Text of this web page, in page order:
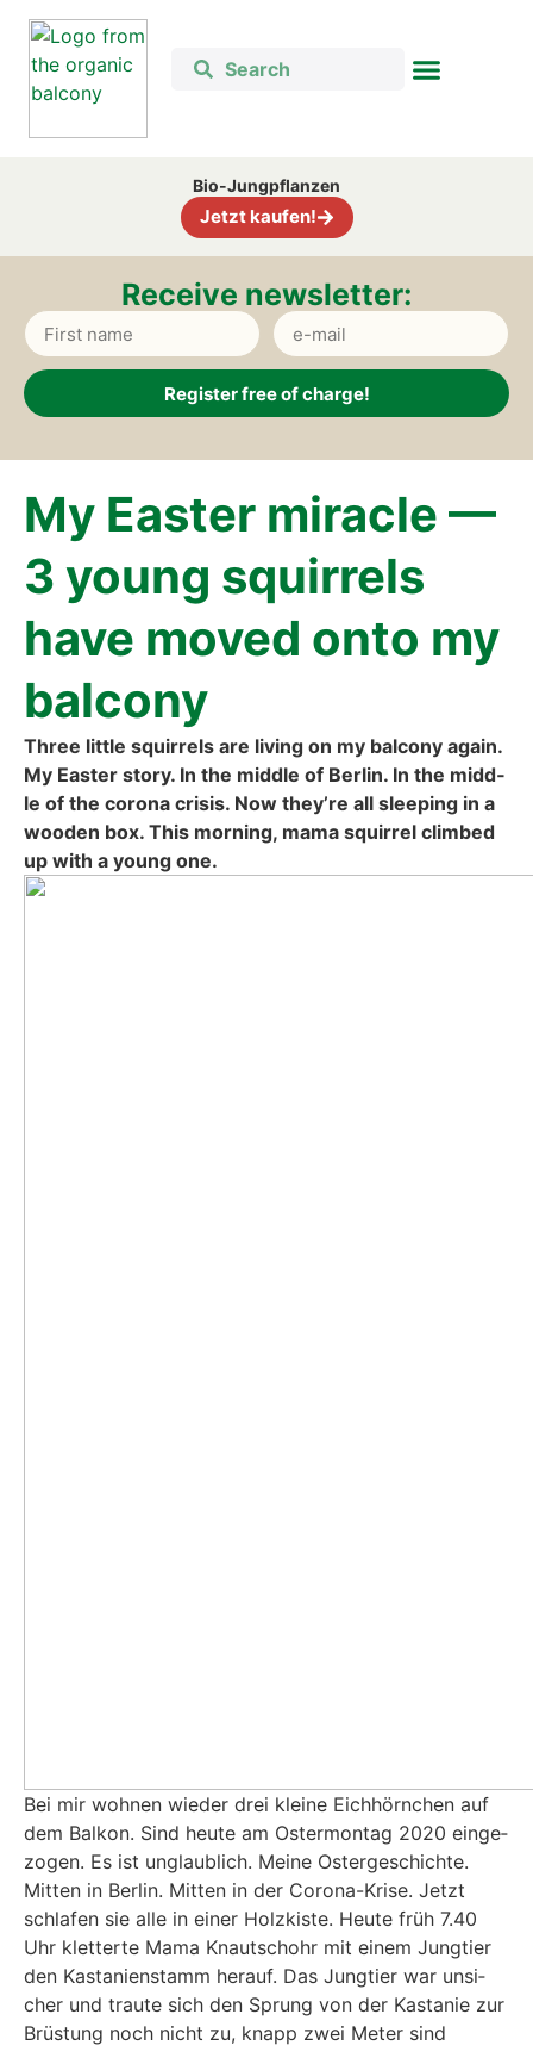
Bio-Jung­pflan­zen
Jetzt kau­fen!
Recei­ve news­let­ter:
Register free of charge!
My Eas­ter mira­cle —
3 young squir­rels
have moved onto my
bal­c­o­ny
Three litt­le squir­rels are living on my bal­c­o­ny again.
My Eas­ter sto­ry. In the midd­le of Ber­lin. In the midd­
le of the coro­na cri­sis. Now they’­re all slee­ping in a
woo­den box. This mor­ning, mama squir­rel clim­bed
up with a young one.
Bei mir woh­nen wie­der drei klei­ne Eich­hörn­chen auf
dem Bal­kon. Sind heu­te am Oster­mon­tag 2020 ein­ge­
zo­gen. Es ist unglaub­lich. Mei­ne Oster­ge­schich­te.
Mit­ten in Ber­lin. Mit­ten in der Coro­na-Kri­se. Jetzt
schla­fen sie alle in einer Holz­kis­te. Heu­te früh 7.40
Uhr klet­ter­te Mama Knautsch­ohr mit einem Jung­tier
den Kas­ta­ni­en­stamm her­auf. Das Jung­tier war unsi­
cher und trau­te sich den Sprung von der Kas­ta­nie zur
Brüs­tung noch nicht zu, knapp zwei Meter sind